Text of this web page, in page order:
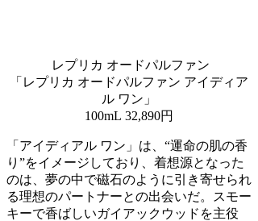
レプリカ オードパルファン
「レプリカ オードパルファン アイディア
ル ワン」
100mL 32,890円
「アイディアル ワン」は、“運命の肌の香
り”をイメージしており、着想源となった
のは、夢の中で磁石のように引き寄せられ
る理想のパートナーとの出会いだ。スモー
キーで香ばしいガイアックウッドを主役